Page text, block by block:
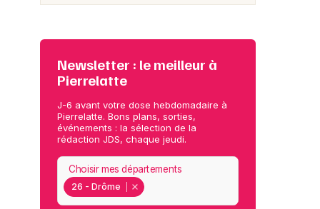
Newsletter : le meilleur à
Pierrelatte
J-6 avant votre dose hebdomadaire à
Pierrelatte. Bons plans, sorties,
événements : la sélection de la
rédaction JDS, chaque jeudi.
26 - Drôme
Choisir mes départements